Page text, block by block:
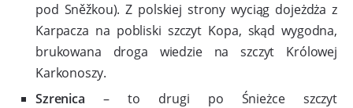
pod Sněžkou). Z polskiej strony wyciąg dojeżdża z
Karpacza na pobliski szczyt Kopa, skąd wygodna,
brukowana droga wiedzie na szczyt Królowej
Karkonoszy.
Szrenica – to drugi po Śnieżce szczyt